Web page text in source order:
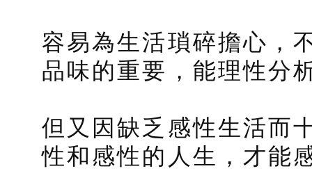
容易為生活瑣碎擔心，
品味的重要，能理性分
但又因缺乏感性生活而
性和感性的人生，才能